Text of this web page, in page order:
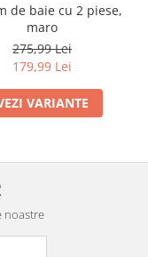
de baie cu 2 piese,
maro
275,99 Lei
179,99 Lei
VARIANTE
noastre